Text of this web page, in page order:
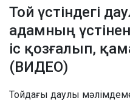
Той үстіндегі
адамның
іс қозғалып,
(ВИДЕО)
Тойдағы даулы